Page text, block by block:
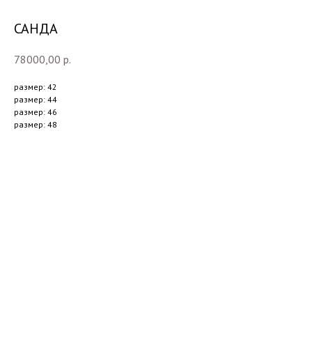
САНДА
78000,00 р.
размер: 42
размер: 44
размер: 46
размер: 48